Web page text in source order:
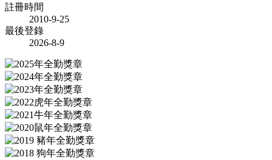
註冊時間
2010-9-25
最後登錄
2026-8-9